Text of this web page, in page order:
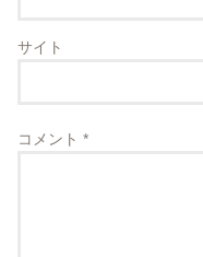
サイト
コメント*